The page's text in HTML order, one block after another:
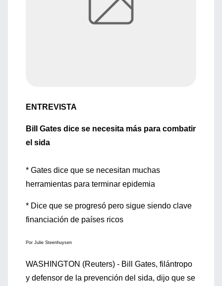
ENTREVISTA
Bill Gates dice se necesita más para combatir
el sida
* Gates dice que se necesitan muchas
herramientas para terminar epidemia
* Dice que se progresó pero sigue siendo clave
financiación de países ricos
Por Julie Steenhuysen
WASHINGTON (Reuters) - Bill Gates, filántropo
y defensor de la prevención del sida, dijo que se